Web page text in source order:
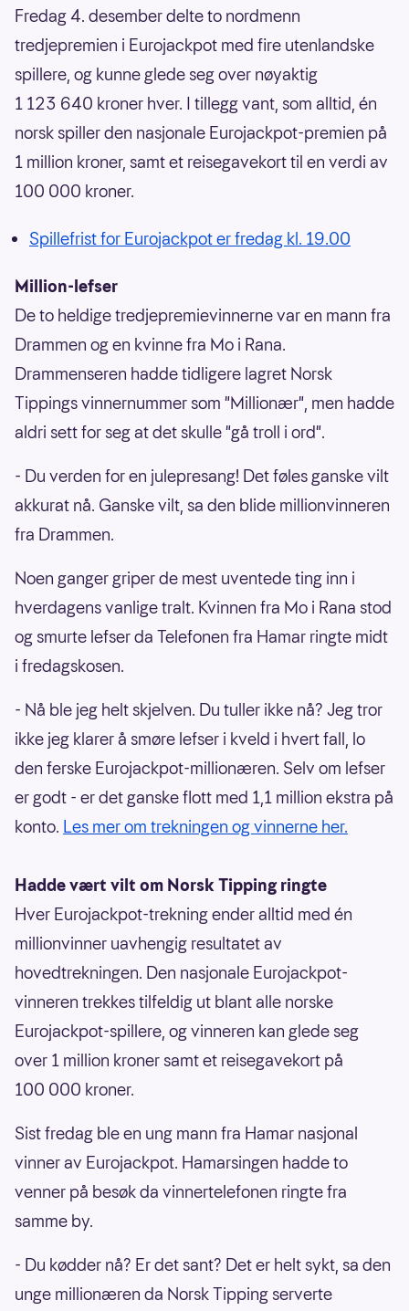
Fredag 4. desember delte to nordmenn
tredjepremien i Eurojackpot med fire utenlandske
spillere, og kunne glede seg over nøyaktig
1 123 640 kroner hver. I tillegg vant, som alltid, én
norsk spiller den nasjonale Eurojackpot-premien på
1 million kroner, samt et reisegavekort til en verdi av
100 000 kroner.
Spillefrist for Eurojackpot er fredag kl. 19.00
Million-lefser
De to heldige tredjepremievinnerne var en mann fra
Drammen og en kvinne fra Mo i Rana.
Drammenseren hadde tidligere lagret Norsk
Tippings vinnernummer som "Millionær", men hadde
aldri sett for seg at det skulle "gå troll i ord".
- Du verden for en julepresang! Det føles ganske vilt
akkurat nå. Ganske vilt, sa den blide millionvinneren
fra Drammen.
Noen ganger griper de mest uventede ting inn i
hverdagens vanlige tralt. Kvinnen fra Mo i Rana stod
og smurte lefser da Telefonen fra Hamar ringte midt
i fredagskosen.
- Nå ble jeg helt skjelven. Du tuller ikke nå? Jeg tror
ikke jeg klarer å smøre lefser i kveld i hvert fall, lo
den ferske Eurojackpot-millionæren. Selv om lefser
er godt - er det ganske flott med 1,1 million ekstra på
konto. Les mer om trekningen og vinnerne her.
Hadde vært vilt om Norsk Tipping ringte
Hver Eurojackpot-trekning ender alltid med én
millionvinner uavhengig resultatet av
hovedtrekningen. Den nasjonale Eurojackpot-
vinneren trekkes tilfeldig ut blant alle norske
Eurojackpot-spillere, og vinneren kan glede seg
over 1 million kroner samt et reisegavekort på
100 000 kroner.
Sist fredag ble en ung mann fra Hamar nasjonal
vinner av Eurojackpot. Hamarsingen hadde to
venner på besøk da vinnertelefonen ringte fra
samme by.
- Du kødder nå? Er det sant? Det er helt sykt, sa den
unge millionæren da Norsk Tipping serverte